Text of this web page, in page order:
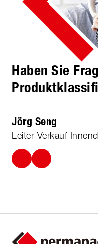
Haben Sie
Jörg Seng
Leiter Verkauf